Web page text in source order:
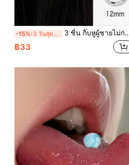
-15% 3 วันสุดท้าย 3 ชิ้น กิ๊บหูผู้ชายไม่ก่อให้เกิดอาการแพ้, คลิปหูแบบมินิมอลที่หรูหรา
฿33